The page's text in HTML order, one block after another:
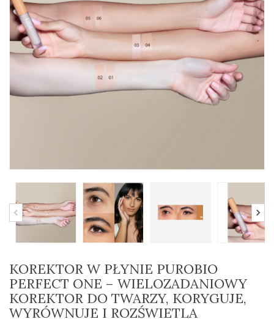
KOREKTOR W PŁYNIE PUROBIO
PERFECT ONE – WIELOZADANIOWY
KOREKTOR DO TWARZY, KORYGUJE,
WYRÓWNUJE I ROZŚWIETLA